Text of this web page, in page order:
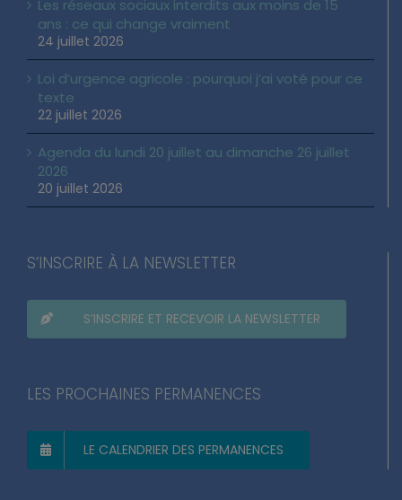
Les réseaux sociaux interdits aux moins de 15
ans : ce qui change vraiment
24 juillet 2026
Loi d’urgence agricole : pourquoi j’ai voté pour ce
texte
22 juillet 2026
Agenda du lundi 20 juillet au dimanche 26 juillet
2026
20 juillet 2026
S’INSCRIRE À LA NEWSLETTER
S’INSCRIRE ET RECEVOIR LA NEWSLETTER
LES PROCHAINES PERMANENCES
LE CALENDRIER DES PERMANENCES